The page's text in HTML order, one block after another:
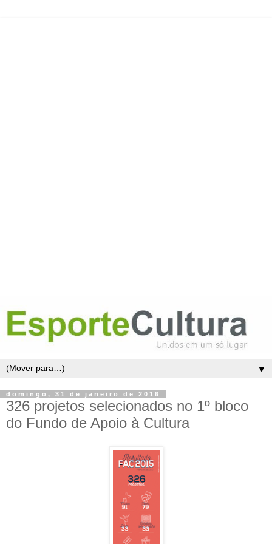
▼
domingo, 31 de janeiro de 2016
326 projetos selecionados no 1º bloco
do Fundo de Apoio à Cultura